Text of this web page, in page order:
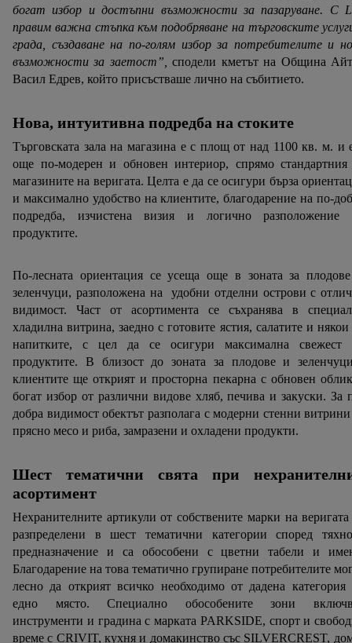
богат избор и достъпни възможности за пазаруване. С
правим важна стъпка към подобряване на търговските
града, създаване на по-голям избор за потребителите и
възможности за заетост”,сподели кметът на Община
Васил Едрев, който присъстваше лично на събитието.
Нова, интуитивна подредба на стоките
Търговската зала на магазина е с площ от над 1100 кв. м. и
още по-модерен и обновен интериор, спрямо стандартния
магазините на веригата. Целта е да се осигури бърза
и максимално удобство на клиентите, благодарение на по-
подредба, изчистена визия и логично разположение
продуктите.
По-лесната ориентация се усеща още в зоната за
зеленчуци, разположена на удобни отделни острови с
видимост. Част от асортимента се съхранява в
хладилна витрина, заедно с готовите ястия, салатите и някои
напитките, с цел да се осигури максимална свежест
продуктите. В близост до зоната за плодове и
клиентите ще открият и просторна пекарна с обновен
богат избор от различни видове хляб, печива и закуски. За
добра видимост обектът разполага с модерни стенни витрини
прясно месо и риба, замразени и охладени продукти.
Шест тематични свята при
асортимент
Нехранителните артикули от собствените марки на веригата
разпределени в шест тематични категории според
предназначение и са обособени с цветни табели и
Благодарение на това тематично групиране потребителите
лесно да открият всичко необходимо от дадена категория
едно място. Специално обособените зони
инструменти и градина с марката PARKSIDE, спорт и
време с CRIVIT, кухня и домакинство със SILVERCREST,